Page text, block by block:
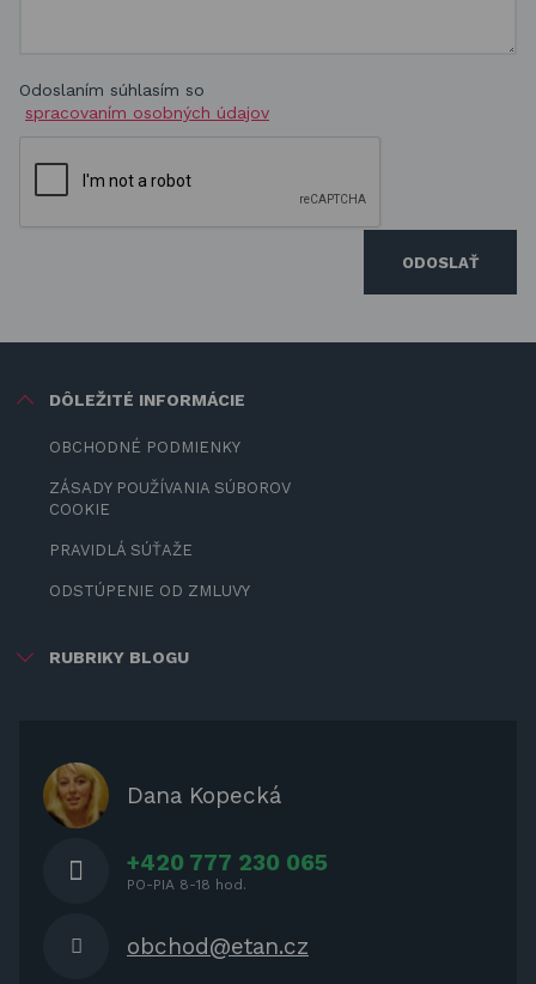
Odoslaním súhlasím so
spracovaním osobných údajov
ODOSLAŤ
DÔLEŽITÉ INFORMÁCIE
OBCHODNÉ PODMIENKY
ZÁSADY POUŽÍVANIA SÚBOROV
COOKIE
PRAVIDLÁ SÚŤAŽE
ODSTÚPENIE OD ZMLUVY
RUBRIKY BLOGU
OCHRANNÉ KRYTY PRE
ZÁHRADNÝ NÁBYTOK
Dana Kopecká
+420 777 230 065
PO-PIA 8-18 hod.
obchod@etan.cz